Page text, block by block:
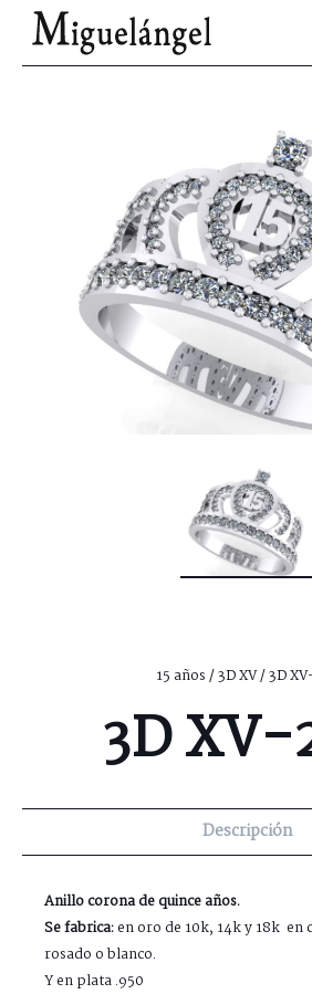
Joyas Únicas
Blog
Contacto
15 años/3D XV/ 3D
3D
Descripción
Anillo corona de quince años.
Se fabrica:en oro de 10k, 14k y 18k en
rosado o blanco.
Y en plata .950